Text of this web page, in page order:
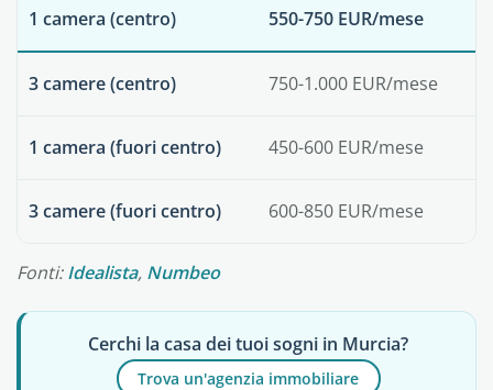
1 camera (centro) 550-750 EUR/mese
3 camere (centro) 750-1.000 EUR/mese
1 camera (fuori centro) 450-600 EUR/mese
3 camere (fuori centro) 600-850 EUR/mese
Fonti:Idealista, Numbeo
Cerchi la casa dei tuoi sogni in Murcia?
Trova un'agenzia immobiliare